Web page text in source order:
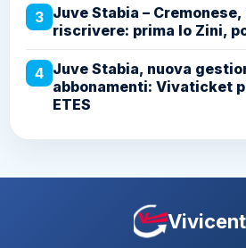
3 Juve Stabia –
riscrivere: prima lo Zini,
4 Juve Stabia, nuova
abbonamenti: Vivaticket
ETES